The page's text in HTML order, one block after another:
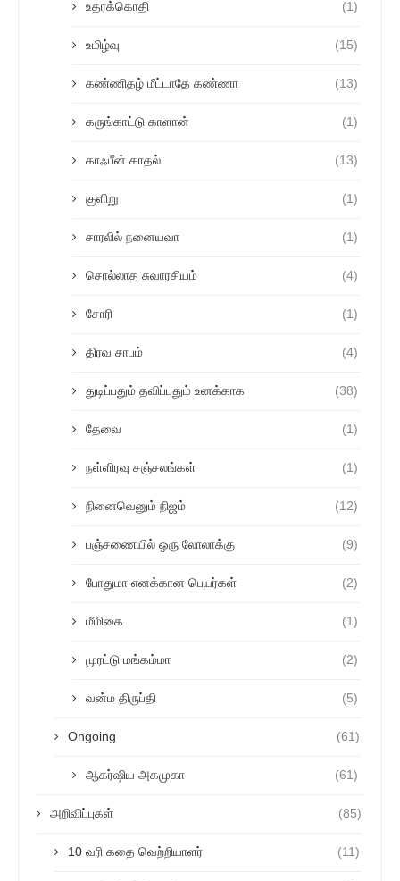
உதரக்கொதி (1)
உமிழ்வு (15)
கண்ணிதழ் மீட்டாதே கண்ணா (13)
கருங்காட்டு காளான் (1)
காஃபீன் காதல் (13)
குளிறு (1)
சாரலில் நனையவா (1)
சொல்லாத சுவாரசியம் (4)
சோரி (1)
திரவ சாபம் (4)
துடிப்பதும் தவிப்பதும் உனக்காக (38)
தேவை (1)
நள்ளிரவு சஞ்சலங்கள் (1)
நினைவெனும் நிஜம் (12)
பஞ்சணையில் ஒரு லோலாக்கு (9)
போதுமா எனக்கான பெயர்கள் (2)
மீமிகை (1)
முரட்டு மங்கம்மா (2)
வன்ம திருப்தி (5)
Ongoing (61)
ஆகர்ஷிய அகமுகா (61)
அறிவிப்புகள் (85)
10 வரி கதை வெற்றியாளர் (11)